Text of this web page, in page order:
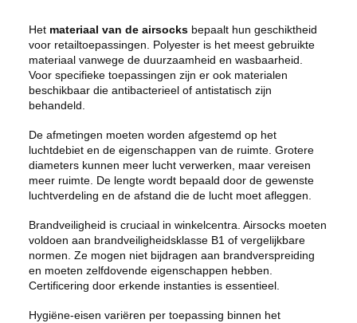
Het materiaal van de airsocksbepaalt hun geschiktheid
voor retailtoepassingen. Polyester is het meest gebruikte
materiaal vanwege de duurzaamheid en wasbaarheid.
Voor specifieke toepassingen zijn er ook materialen
beschikbaar die antibacterieel of antistatisch zijn
behandeld.
De afmetingen moeten worden afgestemd op het
luchtdebiet en de eigenschappen van de ruimte. Grotere
diameters kunnen meer lucht verwerken, maar vereisen
meer ruimte. De lengte wordt bepaald door de gewenste
luchtverdeling en de afstand die de lucht moet afleggen.
Brandveiligheid is cruciaal in winkelcentra. Airsocks moeten
voldoen aan brandveiligheidsklasse B1 of vergelijkbare
normen. Ze mogen niet bijdragen aan brandverspreiding
en moeten zelfdovende eigenschappen hebben.
Certificering door erkende instanties is essentieel.
Hygiëne-eisen variëren per toepassing binnen het